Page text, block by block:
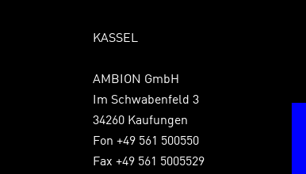
KASSEL
AMBION GmbH
Im Schwabenfeld 3
34260 Kaufungen
Fon +49 561 500550
Fax +49 561 5005529